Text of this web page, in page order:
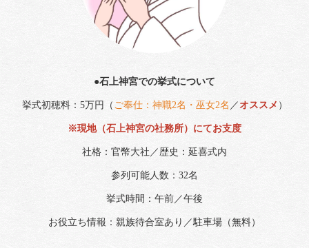
●石上神宮での挙式について
挙式初穂料：5万円（ ご奉仕：神職2名・巫女2名 ／オススメ ）
※現地（石上神宮の社務所）にてお支度
社格：官幣大社／歴史：延喜式内
参列可能人数：32名
挙式時間：午前／午後
お役立ち情報：親族待合室あり／駐車場（無料）